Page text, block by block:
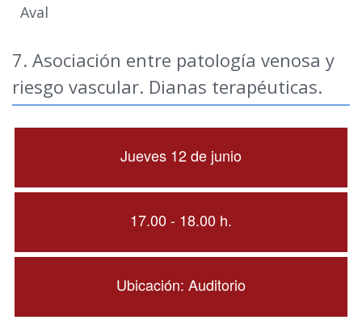
Aval
7. Asociación entre patología venosa y
riesgo vascular. Dianas terapéuticas.
Jueves 12 de junio
17.00 - 18.00 h.
Ubicación: Auditorio